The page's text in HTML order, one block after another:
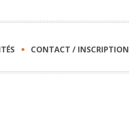
CONTACT / INSCRIPTION